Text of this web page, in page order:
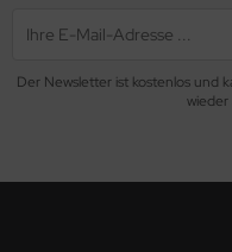
Der Newsletter ist kostenlos und
wieder